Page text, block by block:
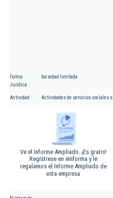
Forma
Jurídica
Sociedad limitada
Actividad Actividades de servicios sociales
Ve el Informe Ampliado. ¡Es gratis!
Regístrese en eInforma y le
regalamos el Informe Ampliado de
esta empresa